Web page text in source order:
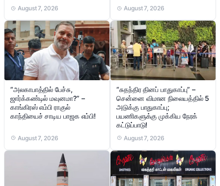
August 7, 2026 August 7, 2026
“அலகாபாத்தில் பேச்சு,
ஜார்க்கண்டில் மவுனமா?” –
காங்கிரஸ் எம்பி ராகுல்
காந்தியைச் சாடிய பாஜக எம்பி!
August 7, 2026
“சுதந்திர தினப் பாதுகாப்பு” –
சென்னை விமான நிலையத்தில் 5
அடுக்கு பாதுகாப்பு;
பயணிகளுக்கு முக்கிய நேரக்
கட்டுப்பாடு!
August 7, 2026